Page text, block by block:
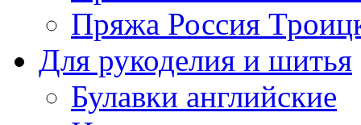
Пряжа Россия
Для рукоделия и шитья
Булавки английские